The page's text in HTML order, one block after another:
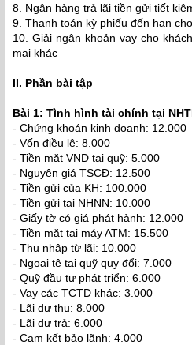
8. Ngân hàng trả lãi tiền gửi tiết
9. Thanh toán kỳ phiếu đến hạn
10. Giải ngân khoản vay cho
mại khác
II. Phần bài tập
Bài 1: Tình hình tài chính tại
- Chứng khoán kinh doanh: 12.000
- Vốn điều lệ: 8.000
- Tiền mặt VND tại quỹ: 5.000
- Nguyên giá TSCĐ: 12.500
- Tiền gửi của KH: 100.000
- Tiền gửi tại NHNN: 10.000
- Giấy tờ có giá phát hành: 12.000
- Tiền mặt tại máy ATM: 15.500
- Thu nhập từ lãi: 10.000
- Ngoại tệ tại quỹ quy đổi: 7.000
- Quỹ đầu tư phát triển: 6.000
- Vay các TCTD khác: 3.000
- Lãi dự thu: 8.000
- Lãi dự trả: 6.000
- Cam kết bảo lãnh: 4.000